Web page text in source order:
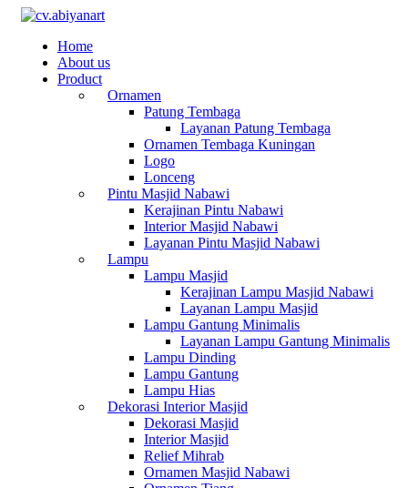
Home
About us
Product
Ornamen
Patung Tembaga
Layanan Patung Tembaga
Ornamen Tembaga Kuningan
Logo
Lonceng
Pintu Masjid Nabawi
Kerajinan Pintu Nabawi
Interior Masjid Nabawi
Layanan Pintu Masjid Nabawi
Lampu
Lampu Masjid
Kerajinan Lampu Masjid Nabawi
Layanan Lampu Masjid
Lampu Gantung Minimalis
Layanan Lampu Gantung Minimalis
Lampu Dinding
Lampu Gantung
Lampu Hias
Dekorasi Interior Masjid
Dekorasi Masjid
Interior Masjid
Relief Mihrab
Ornamen Masjid Nabawi